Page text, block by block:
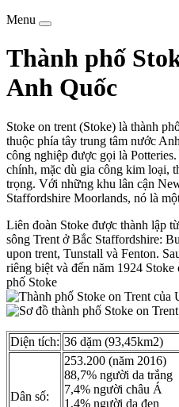
Menu
Thành phố
Anh Quốc
Stoke on trent (Stoke) là thành
thuộc phía tây trung tâm nước
công nghiệp được gọi là
chính, mặc dù gia công kim loại,
trọng. Với những khu lân cận
Staffordshire Moorlands, nó là
Liên đoàn Stoke được thành lập
sông Trent ở Bắc Staffordshire:
upon trent, Tunstall và Fenton.
riêng biệt và đến năm 1924
phố Stoke
Diện tích: 36 dặm (93,45km2)
Dân số:
253.200 (năm 2016)
88,7% người da trắng
7,4% người châu Á
1,4% người da đen